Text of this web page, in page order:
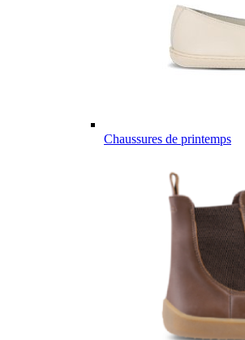
Chaussures de printemps